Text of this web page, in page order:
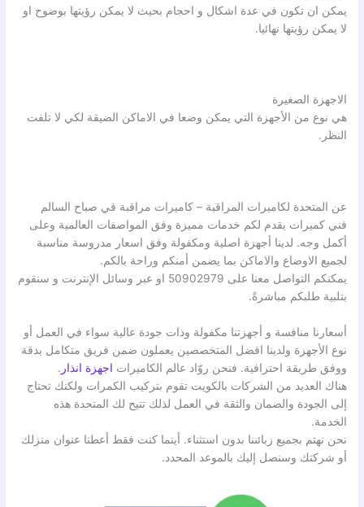
يمكن ان تكون في عدة اشكال و احجام بحيث لا يمكن رؤيتها بوضوح او
لا يمكن رؤيتها نهائيا.
الاجهزة الصغيرة
هي نوع من الأجهزة التي يمكن وضعا في الاماكن الضيقة لكي لا تلفت
النظر.
عن المتحدة لكاميرات المراقبة – كاميرات مراقبة في صباح السالم
فني كميرات يقدم لكم خدمات مميزة وفق المواصفات العالمية وعلى
أكمل وجه. لدينا أجهزة اصلية ومكفولة وفق اسعار مدروسة مناسبة
لجميع الاوضاع والاماكن بما يضمن أمنكم وراحة بالكم.
يمكنكم التواصل معنا على 50902979 او عبر وسائل الإنترنت و سنقوم
بتلبية طلبكم مباشرةً.
أسعارنا منافسة و أجهزتنا مكفولة وذات جودة عالية سواء في العمل أو
نوع الأجهزة ولدينا افضل المتخصصين يعملون ضمن فريق متكامل بدقة
ووفق طريقة احترافية. فنحن روّاد عالم الكاميرات اجهزة انذار .
هناك العديد من الشركات بالكويت تقوم بتركيب الكمرات ولكنك تحتاج
إلى الجودة والضمان والثقة في العمل لذلك تتيح لك المتحدة هذه
الخدمة.
نحن نهتم بجميع زبائننا بدون استثناء. أينما كنت فقط أعطنا عنوان منزلك
أو شركتك وسنصل إليك بالموعد المحدد.